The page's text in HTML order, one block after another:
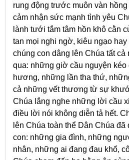
rung động trước muôn vàn
cảm nhận sức mạnh tình yêu
lành tưới tắm tâm hồn khô cằn
tan mọi nghi ngờ, kiêu ngạo
chúng con dâng lên Chúa tất
qua: những giờ cầu nguyện
hương, những lần tha thứ,
cả những vết thương từ sự
Chúa lắng nghe những lời cầu
điều lời nói không diễn tả hết.
lên Chúa toàn thể Dân Chúa
con: những gia đình, những
nhân, những ai đang đau khổ,